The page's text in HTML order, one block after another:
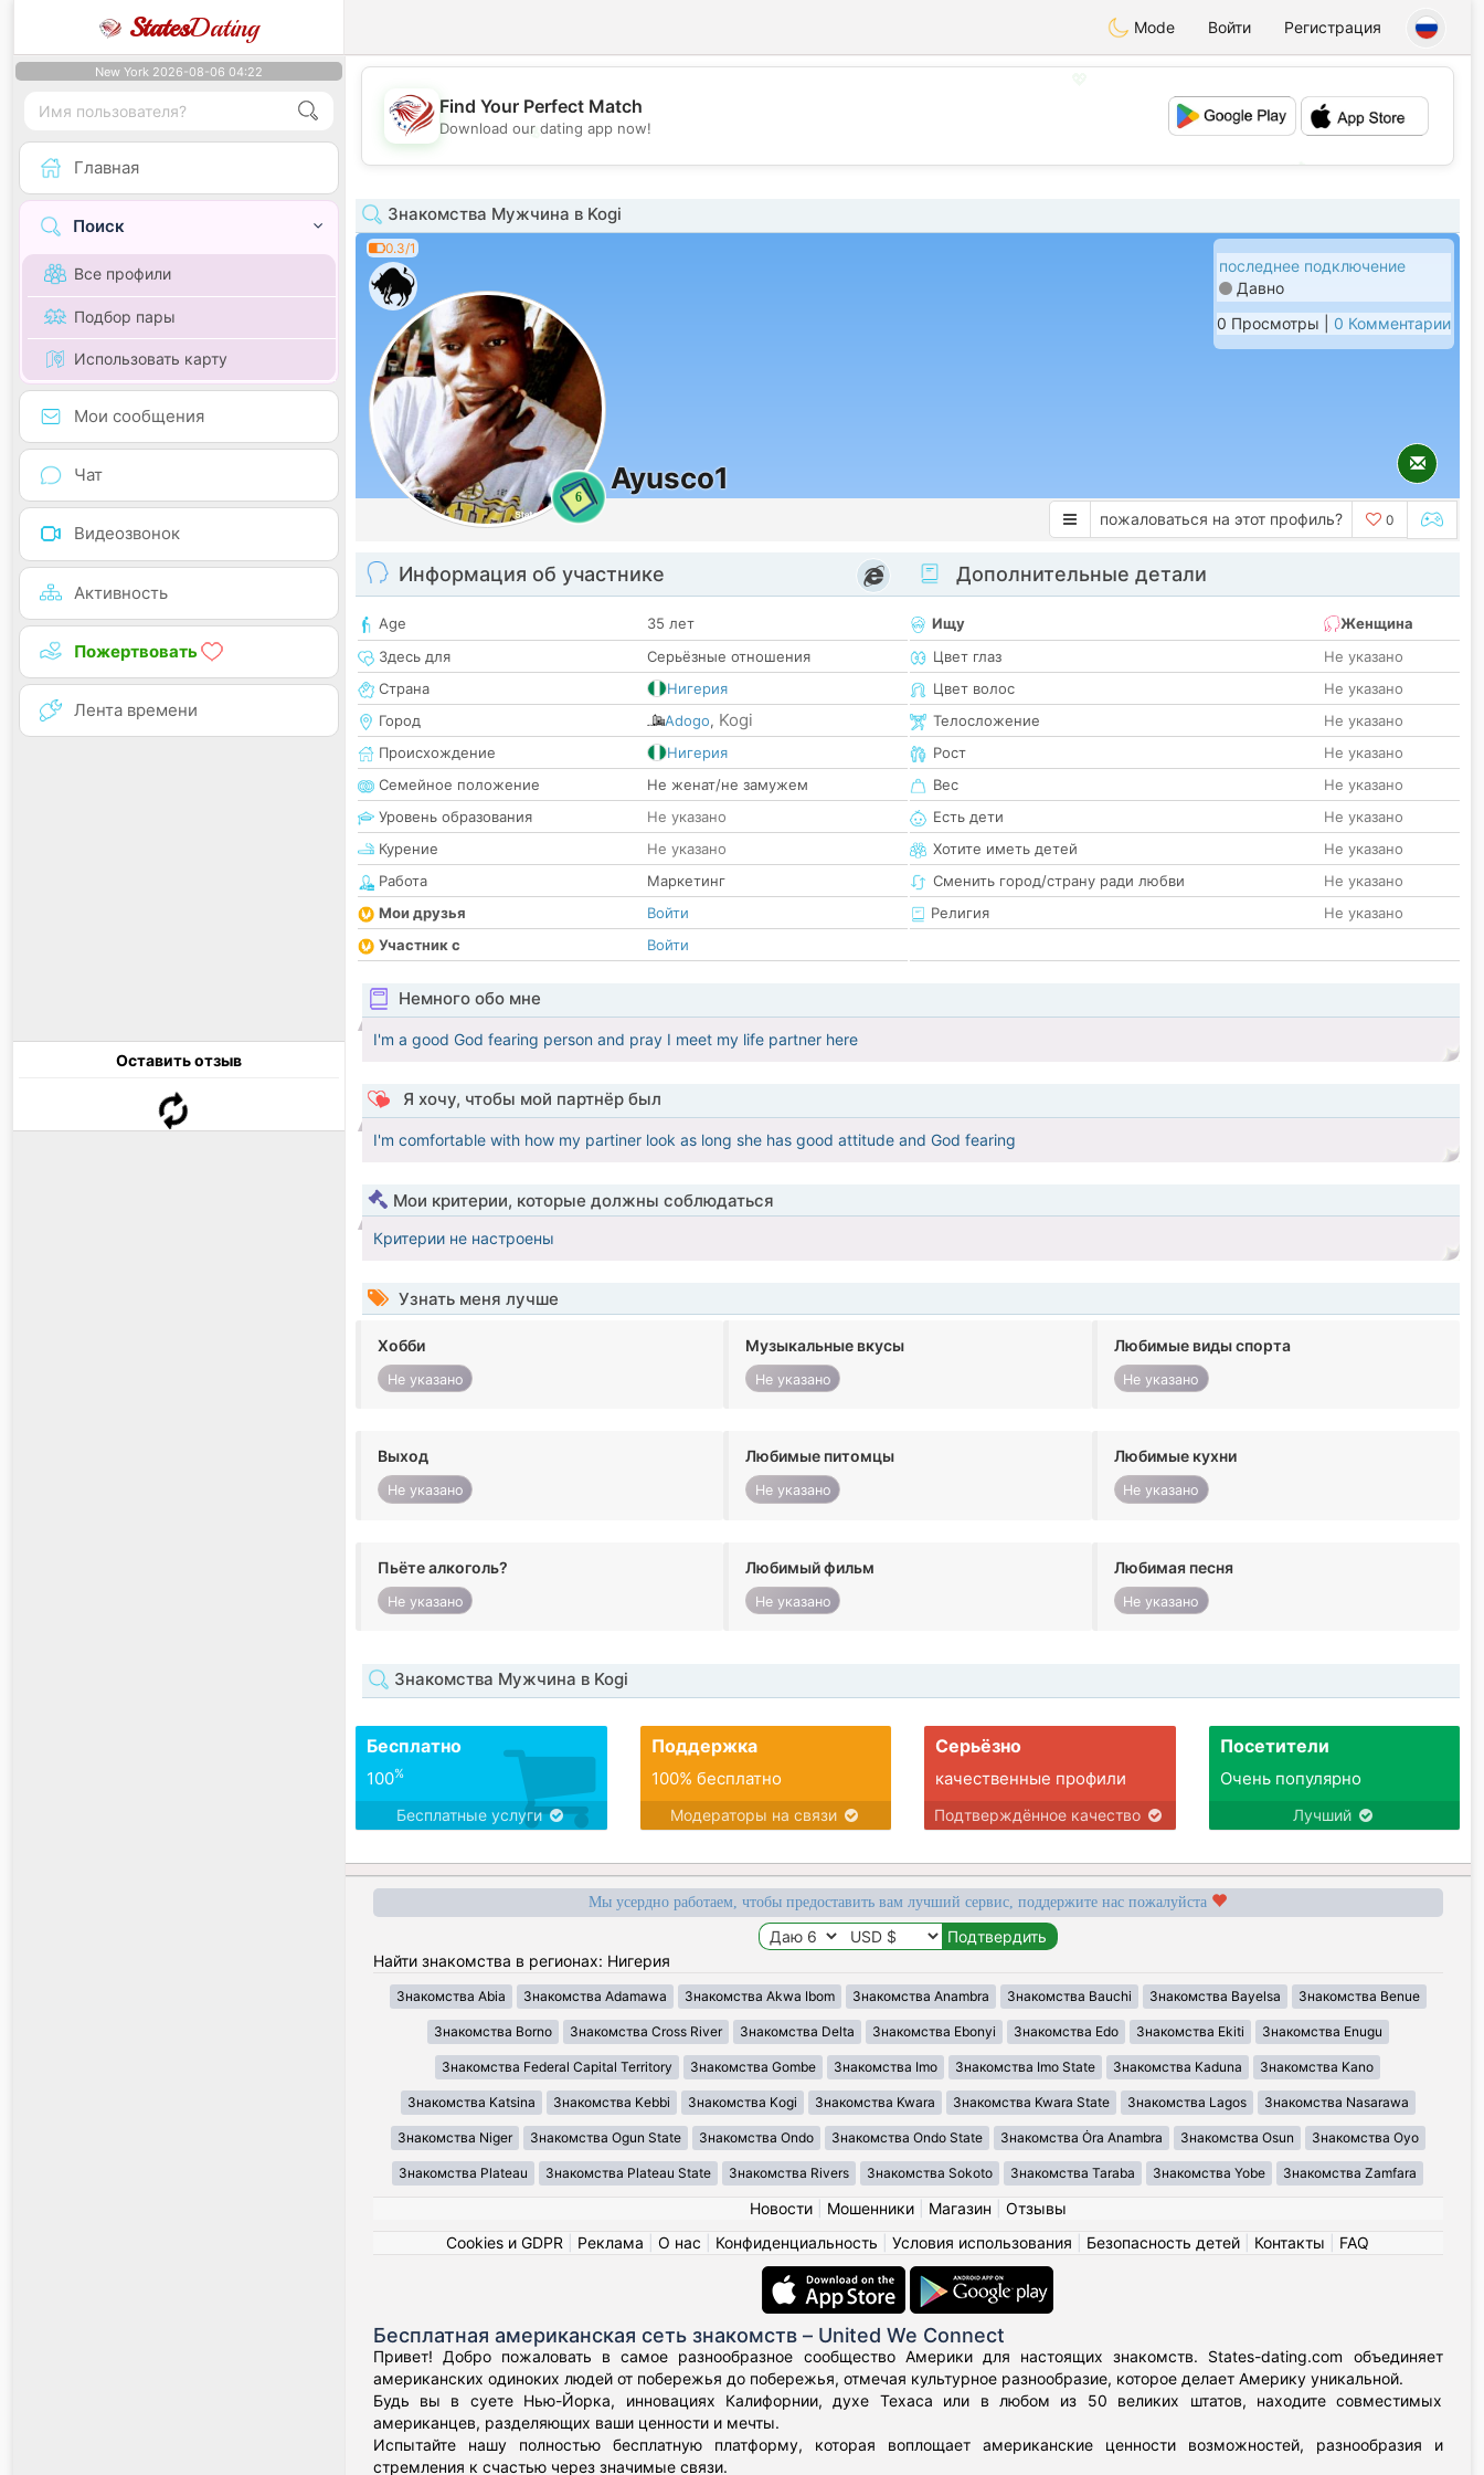
StatesDating Mode Войти Регистрация
New York 2026-08-06 04:22
Главная
Поиск
Все профили
Подбор пары
Использовать карту
Мои сообщения
Чат
Видеозвонок
Активность
Пожертвовать
Лента времени
Оставить отзыв
💖
💕
Find Your Perfect Match
Download our dating app now!
Знакомства Мужчина в Kogi
0.3/1
6
Ayusco1
последнее подключение
Давно
0 Просмотры | 0 Комментарии
пожаловаться на этот профиль? 0
Информация об участнике
Age
35 лет
Здесь для
Серьёзные отношения
Страна
Нигерия
Город
Adogo, Kogi
Происхождение
Нигерия
Семейное положение
Не женат/не замужем
Уровень образования
Не указано
Курение
Не указано
Работа
Маркетинг
Мои друзья
Войти
Участник с
Войти
Дополнительные детали
Ищу
Женщина
Цвет глаз
Не указано
Цвет волос
Не указано
Телосложение
Не указано
Рост
Не указано
Вес
Не указано
Есть дети
Не указано
Хотите иметь детей
Не указано
Сменить город/страну ради любви
Не указано
Религия
Не указано
Немного обо мне
I'm a good God fearing person and pray I meet my life partner here
Я хочу, чтобы мой партнёр был
I'm comfortable with how my partiner look as long she has good attitude and God fearing
Мои критерии, которые должны соблюдаться
Критерии не настроены
Узнать меня лучше
Хобби
Не указано
Музыкальные вкусы
Не указано
Любимые виды спорта
Не указано
Выход
Не указано
Любимые питомцы
Не указано
Любимые кухни
Не указано
Пьёте алкоголь?
Не указано
Любимый фильм
Не указано
Любимая песня
Не указано
Знакомства Мужчина в Kogi
Бесплатно
100%
Бесплатные услуги
Поддержка
100% бесплатно
Модераторы на связи
Серьёзно
качественные профили
Подтверждённое качество
Посетители
Очень популярно
Лучший
Мы усердно работаем, чтобы предоставить вам лучший сервис, поддержите нас пожалуйста
Найти знакомства в регионах: Нигерия
Знакомства Abia Знакомства Adamawa Знакомства Akwa Ibom Знакомства Anambra Знакомства Bauchi Знакомства Bayelsa Знакомства Benue
Знакомства Borno Знакомства Cross River Знакомства Delta Знакомства Ebonyi Знакомства Edo Знакомства Ekiti Знакомства Enugu
Знакомства Federal Capital Territory Знакомства Gombe Знакомства Imo Знакомства Imo State Знакомства Kaduna Знакомства Kano
Знакомства Katsina Знакомства Kebbi Знакомства Kogi Знакомства Kwara Знакомства Kwara State Знакомства Lagos Знакомства Nasarawa
Знакомства Niger Знакомства Ogun State Знакомства Ondo Знакомства Ondo State Знакомства Ȯra Anambra Знакомства Osun Знакомства Oyo
Знакомства Plateau Знакомства Plateau State Знакомства Rivers Знакомства Sokoto Знакомства Taraba Знакомства Yobe Знакомства Zamfara
Новости| Мошенники| Магазин
Отзывы
Cookies и GDPR
Реклама О нас Конфиденциальность Условия использования Безопасность детей Контакты FAQ
Бесплатная американская сеть знакомств – United We Connect
Привет! Добро пожаловать в самое разнообразное сообщество Америки для настоящих знакомств. States-dating.com объединяет
американских одиноких людей от побережья до побережья, отмечая культурное разнообразие, которое делает Америку уникальной.
Будь вы в суете Нью-Йорка, инновациях Калифорнии, духе Техаса или в любом из 50 великих штатов, находите совместимых
американцев, разделяющих ваши ценности и мечты.
Испытайте нашу полностью бесплатную платформу, которая воплощает американские ценности возможностей, разнообразия и
стремления к счастью через значимые связи.